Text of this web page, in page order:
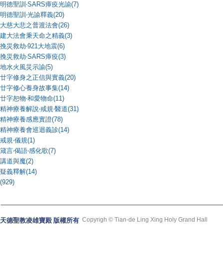
明德聖訓‧SARS瘴疫光諭(7)
明德聖訓‧光諭釋義(20)
大慈大悲之普渡法會(26)
建大法會秉天命之精義(3)
挽災救劫‧921大地震(6)
挽災救劫‧SARS瘴疫(3)
地水火風災示諭(5)
廿字修身之正信與實義(20)
廿字修心養身故事集(14)
廿字恕物‧和愛物命(11)
精神療養解說‧戒規‧醫道(31)
精神療養感應實證(78)
精神療養會巡迴義診(14)
戒規‧儀規(1)
箴言‧偈語‧感化歌(7)
講道與魔(2)
疑義釋解(14)
(929)
天德聖教凌雄寶殿 版權所有 Copyrigh © Tian-de Ling Xing Holy Grand Hall